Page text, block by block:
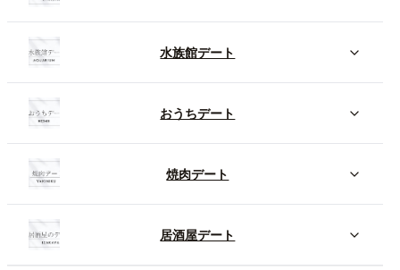
水族館デート
おうちデート
焼肉デート
居酒屋デート